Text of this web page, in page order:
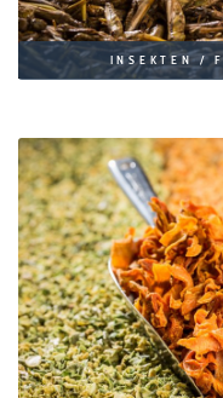
INSEKTEN /